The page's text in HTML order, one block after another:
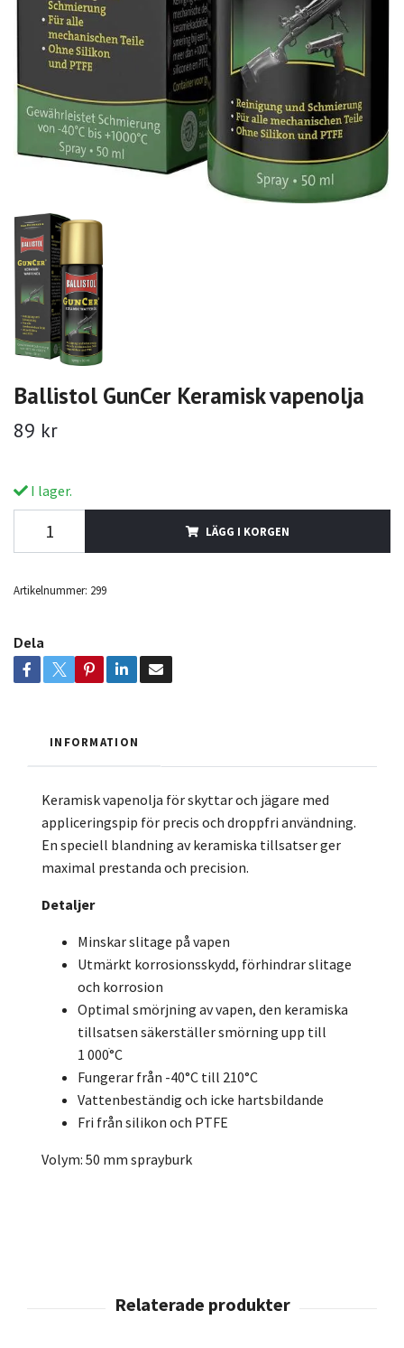
Ballistol GunCer Keramisk vapenolja
89 kr
I lager.
LÄGG I KORGEN
Artikelnummer: 299
Dela
INFORMATION
Keramisk vapenolja för skyttar och jägare med
appliceringspip för precis och droppfri användning.
En speciell blandning av keramiska tillsatser ger
maximal prestanda och precision.
Detaljer
Minskar slitage på vapen
Utmärkt korrosionsskydd, förhindrar slitage
och korrosion
Optimal smörjning av vapen, den keramiska
tillsatsen säkerställer smörning upp till
1 000ׄ°C
Fungerar från -40°C till 210°C
Vattenbeständig och icke hartsbildande
Fri från silikon och PTFE
Volym: 50 mm sprayburk